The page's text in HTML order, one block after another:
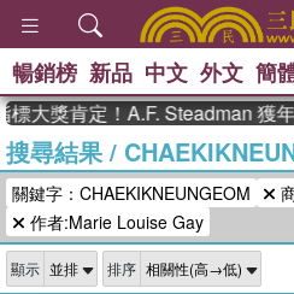
熱搜：
父親節
推薦 、
孩：黎
暢銷榜 新品 中文 外文 簡
大獎肯定！A.F. Steadman 獲
搜尋結果/
關鍵字：CHAEKIKNEUNGEOM
作者:Marie Louise Gay
顯示 排序